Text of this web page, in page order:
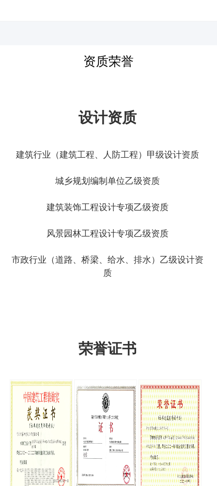
资质荣誉
设计资质
建筑行业（建筑工程、人防工程）甲级设计资质
城乡规划编制单位乙级资质
建筑装饰工程设计专项乙级资质
风景园林工程设计专项乙级资质
市政行业（道路、桥梁、给水、排水）乙级设计资
质
荣誉证书